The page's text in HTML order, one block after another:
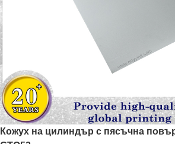
Кожух на цилиндър с пясъчна